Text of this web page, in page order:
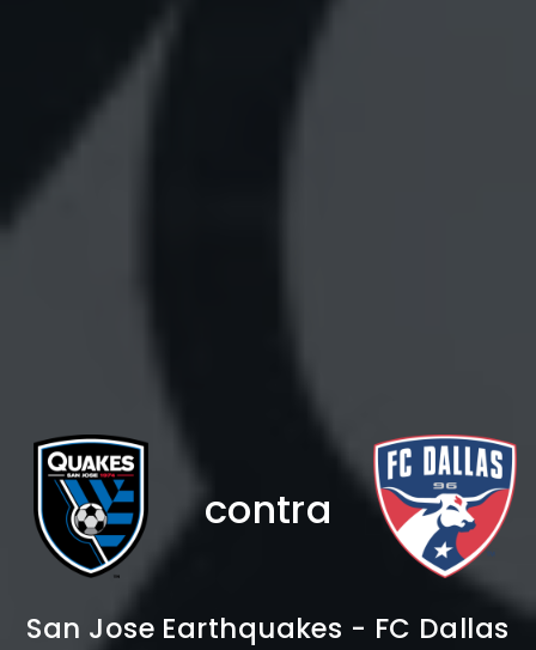
contra
San Jose Earthquakes - FC Dallas